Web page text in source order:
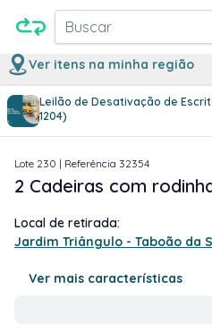
Buscar
Ver itens na minha região
Leilão de Desativação de
1204)
1/1
Lote 230 | Referência 32354
2 Cadeiras com
Local de retirada:
Jardim Triângulo - Taboão da
Ver mais características